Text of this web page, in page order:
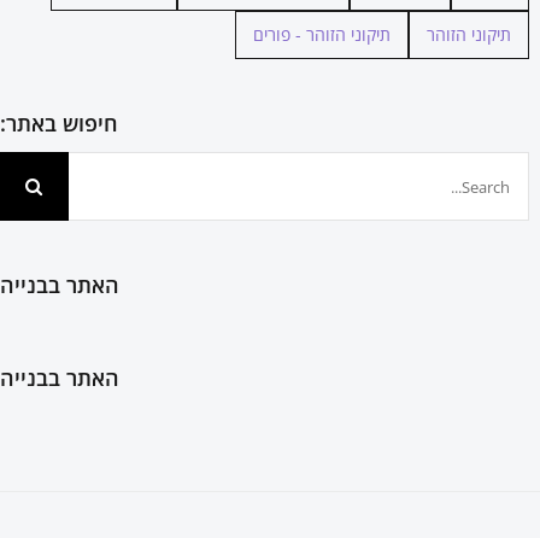
תיקוני הזוהר תיקוני הזוהר - פורים
חיפוש באתר:
האתר בבנייה
האתר בבנייה